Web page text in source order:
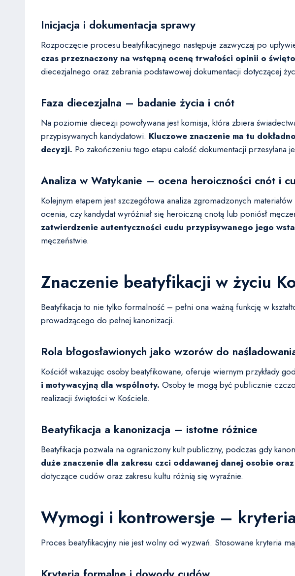
Inicjacja i dokumentacja sprawy
Rozpoczęcie procesu beatyfikacyjnego następuje zazwyczaj po
czas przeznaczony na wstępną ocenę trwałości opinii o
diecezjalnego oraz zebrania podstawowej dokumentacji dotyczącej
Faza diecezjalna – badanie życia i cnót
Na poziomie diecezji powoływana jest komisja, która zbiera
przypisywanych kandydatowi. Kluczowe znaczenie ma tu
decyzji. Po zakończeniu tego etapu całość dokumentacji przesyłana
Analiza w Watykanie – ocena heroiczności cnót i
Kolejnym etapem jest szczegółowa analiza zgromadzonych
ocenia, czy kandydat wyróżniał się heroiczną cnotą lub poniósł
zatwierdzenie autentyczności cudu przypisywanego jego
męczeństwie.
Znaczenie beatyfikacji w życiu
Beatyfikacja to nie tylko formalność – pełni ona ważną funkcję w
prowadzącego do pełnej kanonizacji.
Rola błogosławionych jako wzorów do
Kościół wskazując osoby beatyfikowane, oferuje wiernym przykłady
i motywacyjną dla wspólnoty. Osoby te mogą być publicznie
realizacji świętości w Kościele.
Beatyfikacja a kanonizacja – istotne różnice
Beatyfikacja pozwala na ograniczony kult publiczny, podczas gdy
duże znaczenie dla zakresu czci oddawanej danej osobie
dotyczące cudów oraz zakresu kultu różnią się wyraźnie.
Wymogi i kontrowersje –
Proces beatyfikacyjny nie jest wolny od wyzwań. Stosowane kryteria